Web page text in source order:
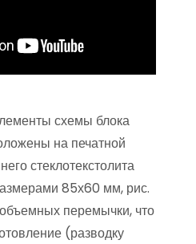
схемы блока
на печатной
стеклотекстолита
85х60 мм, рис.
перемычки, что
(разводку